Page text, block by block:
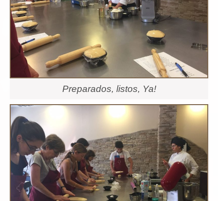
Preparados, listos, Ya!